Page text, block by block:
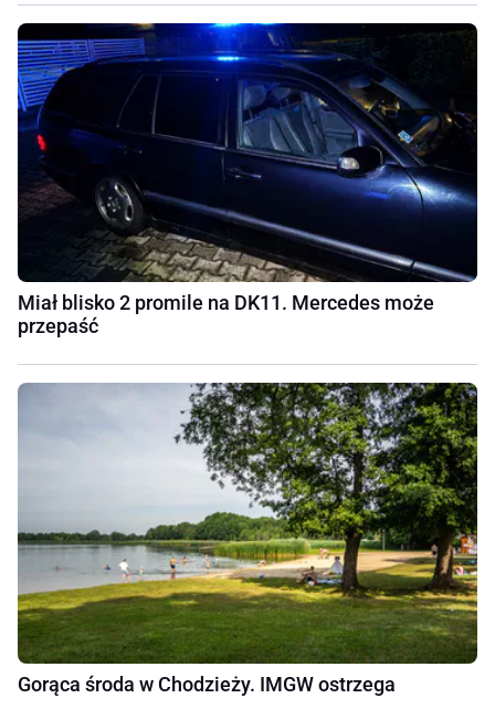
Miał blisko 2 promile na DK11. Mercedes może
przepaść
Gorąca środa w Chodzieży. IMGW ostrzega